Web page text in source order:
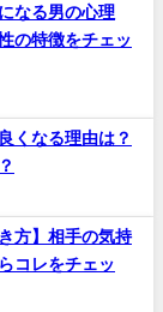
なる男の心理
の特徴をチェッ
くなる理由は？
方】相手の気持
コレをチェッ